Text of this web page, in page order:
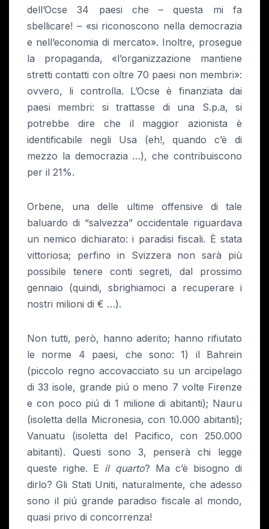
dell’Ocse 34 paesi che – questa mi fa
sbellicare! – «si riconoscono nella democrazia
e nell’economia di mercato». Inoltre, prosegue
la propaganda, «l’organizzazione mantiene
stretti contatti con oltre 70 paesi non membri»:
ovvero, li controlla. L’Ocse è finanziata dai
paesi membri: si trattasse di una S.p.a, si
potrebbe dire che il maggior azionista è
identificabile negli Usa (eh!, quando c’è di
mezzo la democrazia …), che contribuiscono
per il 21%.
Orbene, una delle ultime offensive di tale
baluardo di “salvezza” occidentale riguardava
un nemico dichiarato: i paradisi fiscali. È stata
vittoriosa; perfino in Svizzera non sarà più
possibile tenere conti segreti, dal prossimo
gennaio (quindi, sbrighiamoci a recuperare i
nostri milioni di € …).
Non tutti, però, hanno aderito; hanno rifiutato
le norme 4 paesi, che sono: 1) il Bahrein
(piccolo regno accovacciato su un arcipelago
di 33 isole, grande piú o meno 7 volte Firenze
e con poco piú di 1 milione di abitanti); Nauru
(isoletta della Micronesia, con 10.000 abitanti);
Vanuatu (isoletta del Pacifico, con 250.000
abitanti). Questi sono 3, penserà chi legge
queste righe. E il quarto? Ma c’è bisogno di
dirlo? Gli Stati Uniti, naturalmente, che adesso
sono il piú grande paradiso fiscale al mondo,
quasi privo di concorrenza!